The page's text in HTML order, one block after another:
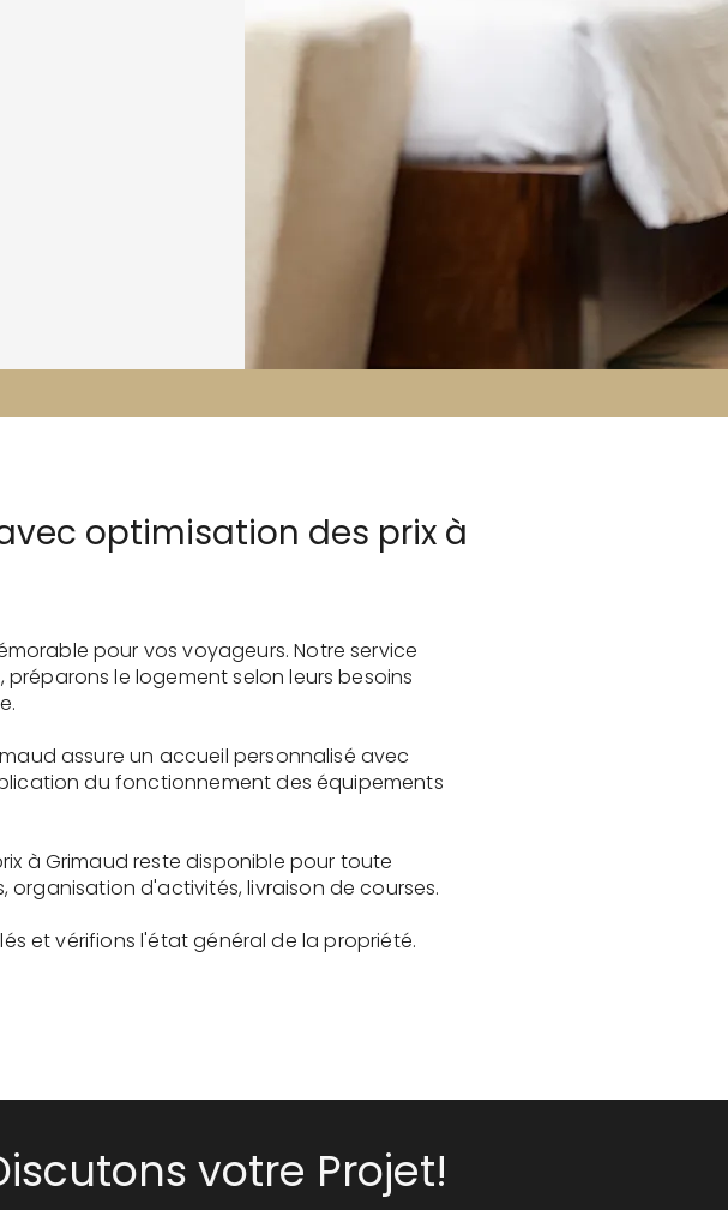
optimisation des prix à
pour vos voyageurs. Notre service
le logement selon leurs besoins
assure un accueil personnalisé avec
du fonctionnement des équipements
à Grimaud reste disponible pour toute
d'activités, livraison de courses.
et vérifions l'état général de la propriété.
votre Projet!